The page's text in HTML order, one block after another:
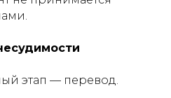
этап — перевод.